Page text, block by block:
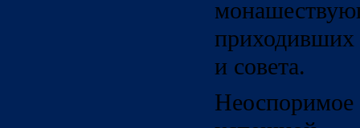
и совета.